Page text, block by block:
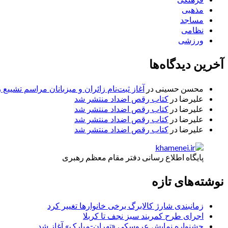
مذهبی
مساجد
نظامی
ورزشی
آخرین دیدگاه‌ها
محسن حسینی در آغاز ثبت‌نام زائران و میزبانان مراسم
علیرضا در کتاب رقص اضداد منتشر شد
علیرضا در کتاب رقص اضداد منتشر شد
علیرضا در کتاب رقص اضداد منتشر شد
علیرضا در کتاب رقص اضداد منتشر شد
پایگاه اطلاع رسانی دفتر مقام معظم رهبری
نوشته‌های تازه
زمانبندی شارژ کالابرگ برخی خانوارها تغییر کرد
اجرای طرح کمربند سبز نجف تا کربلا
جشنواره نمایش عروسکی «تهران-مبارک» آغاز شد